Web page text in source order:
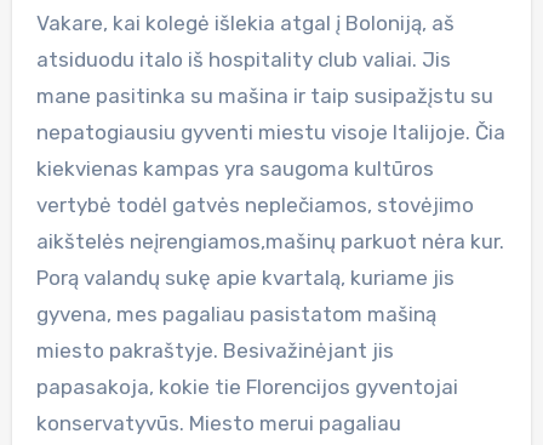
Vakare, kai kolegė išlekia atgal į Boloniją, aš
atsiduodu italo iš hospitality club valiai. Jis
mane pasitinka su mašina ir taip susipažįstu su
nepatogiausiu gyventi miestu visoje Italijoje. Čia
kiekvienas kampas yra saugoma kultūros
vertybė todėl gatvės neplečiamos, stovėjimo
aikštelės neįrengiamos,mašinų parkuot nėra kur.
Porą valandų sukę apie kvartalą, kuriame jis
gyvena, mes pagaliau pasistatom mašiną
miesto pakraštyje. Besivažinėjant jis
papasakoja, kokie tie Florencijos gyventojai
konservatyvūs. Miesto merui pagaliau